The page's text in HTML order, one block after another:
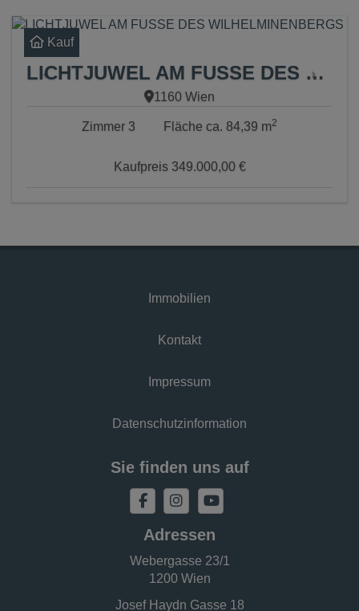
Kauf
LICHTJUWEL AM FUSSE DES WILHELMINENBERGS
1160 Wien
Zimmer 3 Fläche ca. 84,39 m2
Kaufpreis 349.000,00 €
Immobilien
Kontakt
Impressum
Datenschutzinformation
Sie finden uns auf
Adressen
Webergasse 23/1
1200 Wien
Josef Haydn Gasse 18